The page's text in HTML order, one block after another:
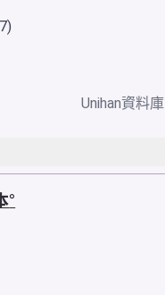
Unihan資料庫